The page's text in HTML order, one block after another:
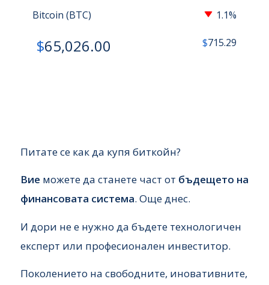
Bitcoin (BTC) 1.1%
$65,026.00 $715.29
Питате се как да купя биткойн?
Вие можете да станете част от бъдещето на
финансовата система. Още днес.
И дори не е нужно да бъдете технологичен
експерт или професионален инвеститор.
Поколението на свободните, иновативните,